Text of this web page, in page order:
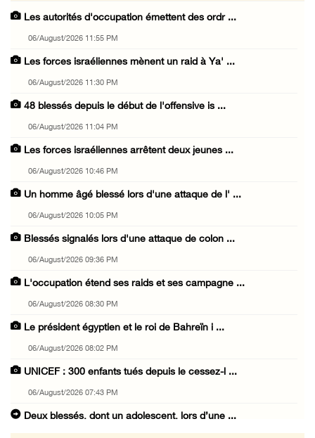
Les autorités d'occupation émettent des ordr ...
06/August/2026 11:55 PM
Les forces israéliennes mènent un raid à Ya' ...
06/August/2026 11:30 PM
48 blessés depuis le début de l'offensive is ...
06/August/2026 11:04 PM
Les forces israéliennes arrêtent deux jeunes ...
06/August/2026 10:46 PM
Un homme âgé blessé lors d'une attaque de l' ...
06/August/2026 10:05 PM
Blessés signalés lors d'une attaque de colon ...
06/August/2026 09:36 PM
L'occupation étend ses raids et ses campagne ...
06/August/2026 08:30 PM
Le président égyptien et le roi de Bahreïn i ...
06/August/2026 08:02 PM
UNICEF : 300 enfants tués depuis le cessez-l ...
06/August/2026 07:43 PM
Deux blessés, dont un adolescent, lors d’une ...